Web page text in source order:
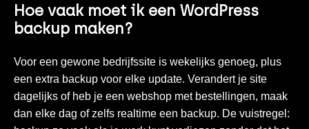
Hoe vaak moet ik een WordPress
backup maken?
Voor een gewone bedrijfssite is wekelijks genoeg, plus
een extra backup voor elke update. Verandert je site
dagelijks of heb je een webshop met bestellingen, maak
dan elke dag of zelfs realtime een backup. De vuistregel: